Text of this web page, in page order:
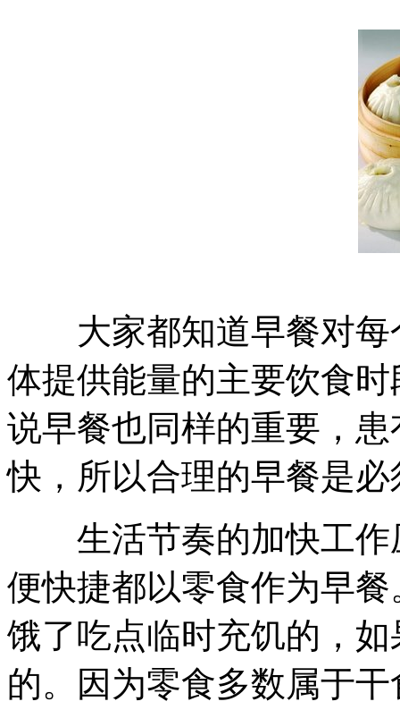
大家都知道早餐对每
体提供能量的主要饮食
说早餐也同样的重要，
快，所以合理的早餐是必
生活节奏的加快工作
便快捷都以零食作为早
饿了吃点临时充饥的，
的。因为零食多数属于